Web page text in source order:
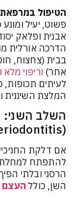
הטיפול במרפאת Ayat Dent:
פשוט, יעיל
אבנית ופלאק
הדרכה אורלית
בבית (צחצוח,
אחר) וריפוי מלא
המלצת השיננית
השלב השני:
(Periodontitis) – הרס בלתי הפיך
אם דלקת
להתפתח למחלת
הרסני ובלתי
השן, כולל העצם